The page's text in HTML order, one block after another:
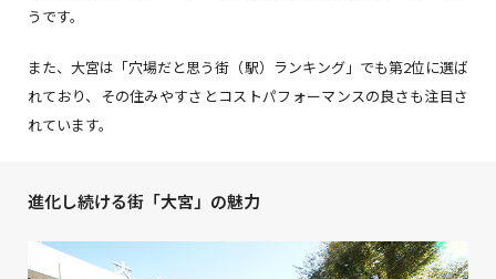
うです。
また、大宮は「穴場だと思う街（駅）ランキング」でも第2位に選ば
れており、その住みやすさとコストパフォーマンスの良さも注目さ
れています。
進化し続ける街「大宮」の魅力